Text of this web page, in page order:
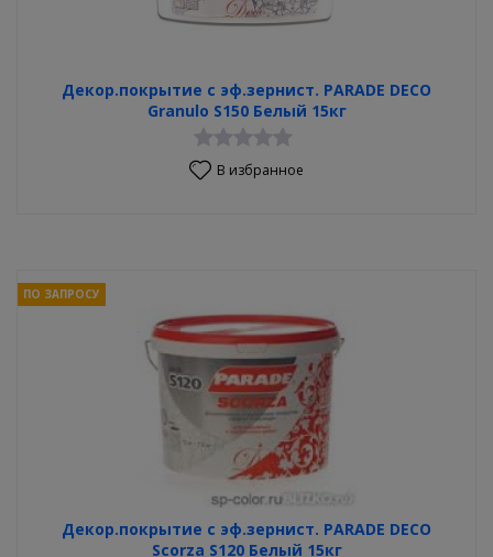
Декор.покрытие с эф.зернист. PARADE DECO
Granulo S150 Белый 15кг
В избранное
Декор.покрытие с эф.зернист. PARADE DECO
Scorza S120 Белый 15кг
ПО ЗАПРОСУ